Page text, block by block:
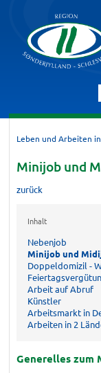
Leben und Arbeiten
Minijob und
zurück
Inhalt
Nebenjob
Minijob und
Doppeldomizil -
Arbeit auf Abruf
Künstler
Arbeitsmarkt in
Arbeiten in 2
Generelles zum